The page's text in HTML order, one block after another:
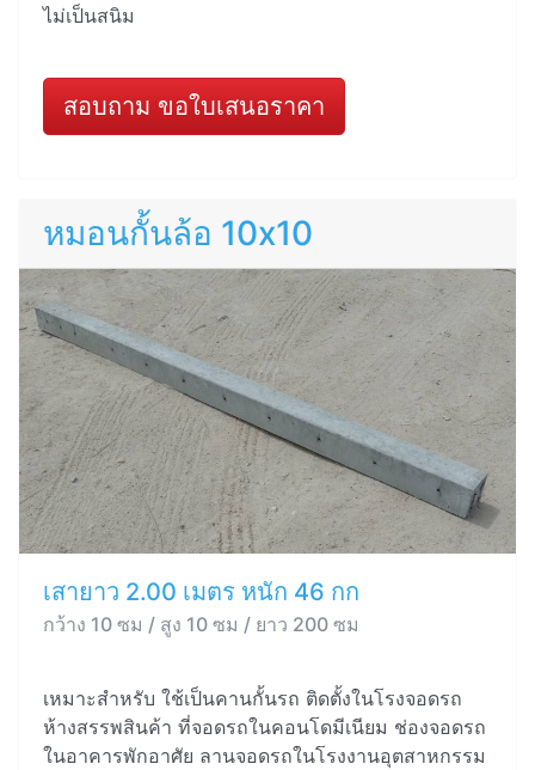
ไม่เป็นสนิม
สอบถาม ขอใบเสนอราคา
หมอนกั้นล้อ 10x10
เสายาว 2.00 เมตร หนัก 46 กก
กว้าง 10 ซม / สูง 10 ซม / ยาว 200 ซม
เหมาะสำหรับ ใช้เป็นคานกั้นรถ ติดตั้งในโรงจอดรถ
ห้างสรรพสินค้า ที่จอดรถในคอนโดมีเนียม ช่องจอดรถ
ในอาคารพักอาศัย ลานจอดรถในโรงงานอุตสาหกรรม